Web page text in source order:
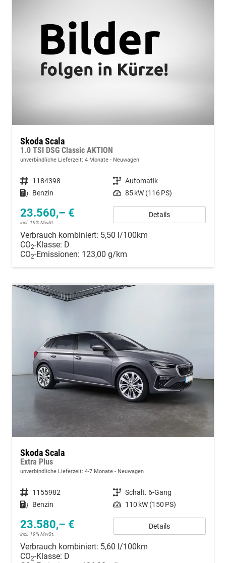
Skoda Scala
1.0 TSI DSG Classic AKTION
unverbindliche Lieferzeit: 4 Monate Neuwagen
Fahrzeugnummer 1184398 Getriebe Automatik
Kraftstoff Benzin Leistung 85 kW (116 PS)
23.560,– €
incl. 19% MwSt.
Details
Verbrauch kombiniert: 5,50 l/100km
CO2-Klasse: D
CO2-Emissionen: 123,00 g/km
Skoda Scala
Extra Plus
unverbindliche Lieferzeit: 4-7 Monate Neuwagen
Fahrzeugnummer 1155982 Getriebe Schalt. 6-Gang
Kraftstoff Benzin Leistung 110 kW (150 PS)
23.580,– €
incl. 19% MwSt.
Details
Verbrauch kombiniert: 5,60 l/100km
CO2-Klasse: D